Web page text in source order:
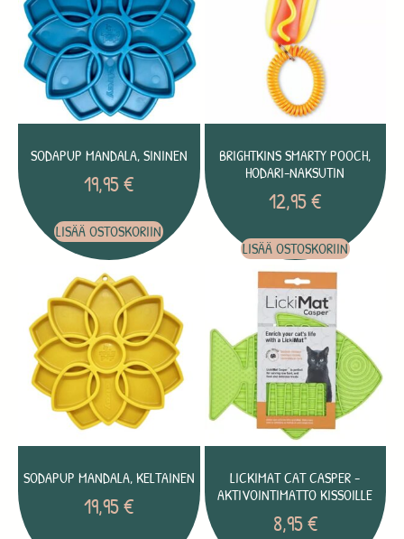
SODAPUP MANDALA, SININEN
19,95€
LISÄÄ OSTOSKORIIN
BRIGHTKINS SMARTY POOCH,
HODARI-NAKSUTIN
12,95€
LISÄÄ OSTOSKORIIN
SODAPUP MANDALA, KELTAINEN
19,95€
LICKIMAT CAT CASPER -
AKTIVOINTIMATTO KISSOILLE
8,95€